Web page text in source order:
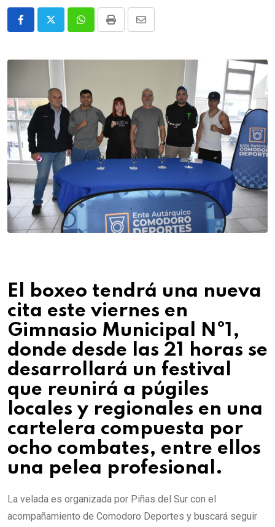
WhatsappPrint
Share
Email
El boxeo tendrá una nueva
cita este viernes en
Gimnasio Municipal Nº1,
donde desde las 21 horas se
desarrollará un festival
que reunirá a púgiles
locales y regionales en una
cartelera compuesta por
ocho combates, entre ellos
una pelea profesional.
La velada es organizada por Piñas del Sur con el
acompañamiento de Comodoro Deportes y buscará seguir